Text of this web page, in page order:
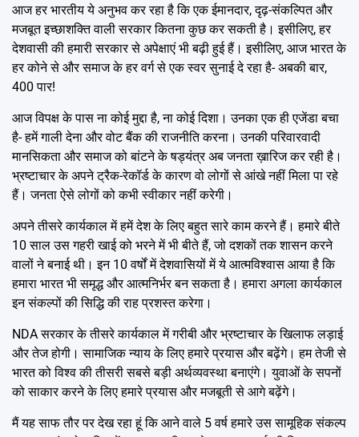
आज हर भारतीय ये अनुभव कर रहा है कि एक ईमानदार, दृढ़-संकल्पित और
मजबूत इच्छाशक्ति वाली सरकार कितना कुछ कर सकती है। इसीलिए, हर
देशवासी की हमारी सरकार से अपेक्षाएं भी बढ़ी हुई हैं। इसीलिए, आज भारत के
हर कोने से और समाज के हर वर्ग से एक स्वर सुनाई दे रहा है- अबकी बार,
400 पार!
आज विपक्ष के पास ना कोई मुद्दा है, ना कोई दिशा। उनका एक ही एजेंडा बचा
है- हमें गाली देना और वोट बैंक की राजनीति करना। उनकी परिवारवादी
मानसिकता और समाज को बांटने के षड्यंत्र अब जनता ख़ारिज कर रही है।
भ्रष्टाचार के अपने ट्रैक-रेकॉर्ड के कारण वो लोगों से आंखे नहीं मिला पा रहे
हैं। जनता ऐसे लोगों को कभी स्वीकार नहीं करेगी।
अपने तीसरे कार्यकाल में हमें देश के लिए बहुत सारे काम करने हैं। हमारे बीते
10 साल उस गहरी खाई को भरने में भी बीते हैं, जो दशकों तक शासन करने
वालों ने बनाई थी। इन 10 वर्षों में देशवासियों में ये आत्मविश्वास आया है कि
हमारा भारत भी समृद्ध और आत्मनिर्भर बन सकता है। हमारा अगला कार्यकाल
इन संकल्पों की सिद्धि की राह प्रशस्त करेगा।
NDA सरकार के तीसरे कार्यकाल में गरीबी और भ्रष्टाचार के खिलाफ लड़ाई
और तेज होगी। सामाजिक न्याय के लिए हमारे प्रयास और बढ़ेंगे। हम तेजी से
भारत को विश्व की तीसरी सबसे बड़ी अर्थव्यवस्था बनाएंगे। युवाओं के सपनों
को साकार करने के लिए हमारे प्रयास और मजबूती से आगे बढ़ेंगे।
मैं यह साफ तौर पर देख रहा हूं कि आने वाले 5 वर्ष हमारे उस सामूहिक संकल्प